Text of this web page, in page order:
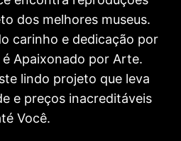
dos melhores museus.
carinho e dedicação por
Apaixonado por Arte.
lindo projeto que leva
e preços inacreditáveis
Você.